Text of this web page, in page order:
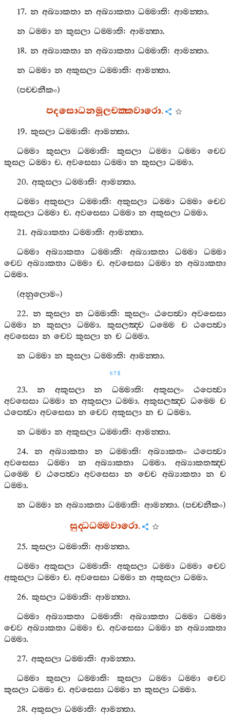
17. න අබ්‍යාකතා න අබ්‍යාකතා ධම‍්මාති: ආමන‍්තා.
න ධම‍්මා න කුසලා ධම‍්මාති: ආමන‍්තා.
18. න අබ්‍යාකතා න අබ්‍යාකතා ධම‍්මාති: ආමන‍්තා.
න ධම‍්මා න අකුසලා ධම‍්මාති: ආමන‍්තා.
(පච‍්චනීකං)
පදසොධනමූලචක‍්කවාරො.
19. කුසලා ධම‍්මාති: ආමන‍්තා.
ධම‍්මා
කුසලා ධම‍්මාති:කුසලා ධම‍්මා ධම‍්මා
චෙව
කුසල ධම‍්මා ච. අවසෙසා ධම‍්මා න කුසලා ධම‍්මා.
20. අකුසලා ධම‍්මාති: ආමන‍්තා.
ධම‍්මා අකුසලා ධම‍්මාති:අකුසලා ධම‍්මා ධම‍්මා චෙව
අකුසලා ධම‍්මා ච. අවසෙසා ධම‍්මා න අකුසලා ධම‍්මා.
21. අබ්‍යාකතා ධම‍්මාති: ආමන‍්තා.
ධම‍්මා
අබ්‍යාකතා ධම‍්මාති: අබ්‍යාකතා ධම‍්මා
ධම‍්මා
චෙව අබ්‍යාකතා ධම‍්මා ච. අවසෙසා ධම‍්මා න අබ්‍යාකතා
ධම‍්මා.
(අනුලොමං)
22. න කුසලා න ධම‍්මාති:කුසලං ඨපෙත්‍වා අවසෙසා
ධම‍්මා
න කුසලා ධම‍්මා. කුසලඤ‍්ච ධම‍්මෙ ච
ඨපෙත්‍වා
අවසෙසා න චෙව කුසලා න ච ධම‍්මා.
න ධම‍්මා න කුසලා ධම‍්මාති: ආමන‍්තා.
678
23.න අකුසලා න ධම‍්මාති:අකුසලං
ඨපෙත්‍වා
අවසෙසා ධම‍්මා න අකුසලා ධම‍්මා.අකුසලඤ‍්ච ධම‍්මෙ ච
ඨපෙත්‍වා අවසෙසා න චෙව අකුසලා න ච ධම‍්මා.
න ධම‍්මා න අකුසලා ධම‍්මාති: ආමන‍්තා.
24.න අබ්‍යාකතා න ධම‍්මාති:අබ්‍යාකතං
ඨපෙත්‍වා
අවසෙසා
ධම‍්මා න අබ්‍යාකතා ධම‍්මා. අබ්‍යාකතඤ‍්ච
ධම‍්මෙ
ච ඨපෙත්‍වා අවසෙසා න චෙච අබ්‍යාකතා න
ච
ධම‍්මා.
න ධම‍්මා න අබ්‍යාකතා ධම‍්මාති: ආමන‍්තා. (පච‍්චනීකං)
සුද‍්ධධම‍්මවාරො.
25. කුසලා ධම‍්මාති: ආමන‍්තා.
ධම‍්මා අකුසලා ධම‍්මාති:අකුසලා ධම‍්මා ධම‍්මා චෙව
අකුසලා ධම‍්මා ච. අවසෙසා ධම‍්මා න අකුසලා ධම‍්මා.
26. කුසලා ධම‍්මාති: ආමන‍්තා.
ධම‍්මා
අබ්‍යාකතා ධම‍්මාති: අබ්‍යාකතා ධම‍්මා
ධම‍්මා
චෙව අබ්‍යාකතා ධම‍්මා ච. අවසෙසා ධම‍්මා න අබ්‍යාකතා
ධම‍්මා.
27. අකුසලා ධම‍්මාති: ආමන‍්තා.
ධම‍්මා
කුසලා ධම‍්මාති:කුසලා ධම‍්මා ධම‍්මා
චෙව
කුසලා ධම‍්මා ච. අවසෙසා ධම‍්මා න කුසලා ධම‍්මා.
28. අකුසලා ධම‍්මාති: ආමන‍්තා.